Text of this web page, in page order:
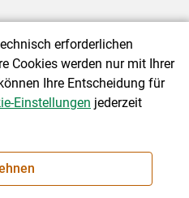
|Barrierefreiheit|
erforderlichen
Cookies werden nur mit Ihrer
Ihre Entscheidung für
Einstellungen jederzeit